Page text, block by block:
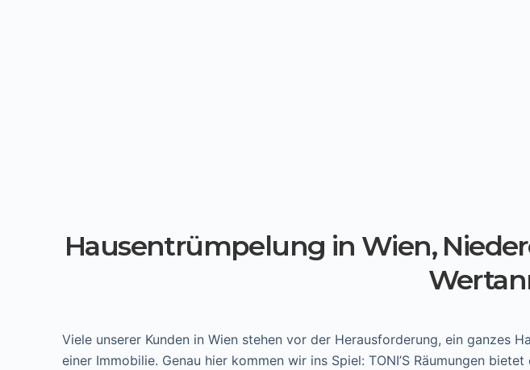
Hausentrümpelung in Wien,
Viele unserer Kunden in Wien stehen vor der Herausforderung, ein ganzes
einer Immobilie. Genau hier kommen wir ins Spiel: TONI’S Räumungen